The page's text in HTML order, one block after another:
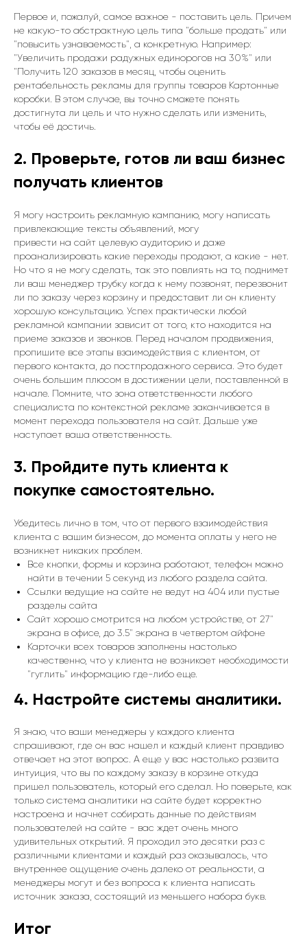
Первое и, пожалуй, самое важное - поставить цель. Причем
не какую-то абстрактную цель типа "больше продать" или
"повысить узнаваемость", а конкретную. Например:
"Увеличить продажи радужных единорогов на 30%" или
"Получить 120 заказов в месяц, чтобы оценить
рентабельность рекламы для группы товаров Картонные
коробки. В этом случае, вы точно сможете понять
достигнута ли цель и что нужно сделать или изменить,
чтобы её достичь.
2. Проверьте, готов ли ваш бизнес
получать клиентов
Я могу настроить рекламную кампанию, могу написать
привлекающие тексты объявлений, могу
привести на сайт целевую аудиторию и даже
проанализировать какие переходы продают, а какие - нет.
Но что я не могу сделать, так это повлиять на то, поднимет
ли ваш менеджер трубку когда к нему позвонят, перезвонит
ли по заказу через корзину и предоставит ли он клиенту
хорошую консультацию. Успех практически любой
рекламной кампании зависит от того, кто находится на
приеме заказов и звонков. Перед началом продвижения,
пропишите все этапы взаимодействия с клиентом, от
первого контакта, до постпродажного сервиса. Это будет
очень большим плюсом в достижении цели, поставленной в
начале. Помните, что зона ответственности любого
специалиста по контекстной рекламе заканчивается в
момент перехода пользователя на сайт. Дальше уже
наступает ваша ответственность.
3. Пройдите путь клиента к
покупке самостоятельно.
Убедитесь лично в том, что от первого взаимодействия
клиента с вашим бизнесом, до момента оплаты у него не
возникнет никаких проблем.
Все кнопки, формы и корзина работают, телефон можно
найти в течении 5 секунд из любого раздела сайта.
Ссылки ведущие на сайте не ведут на 404 или пустые
разделы сайта
Сайт хорошо смотрится на любом устройстве, от 27"
экрана в офисе, до 3.5" экрана в четвертом айфоне
Карточки всех товаров заполнены настолько
качественно, что у клиента не возникает необходимости
"гуглить" информацию где-либо еще.
4. Настройте системы аналитики.
Я знаю, что ваши менеджеры у каждого клиента
спрашивают, где он вас нашел и каждый клиент правдиво
отвечает на этот вопрос. А еще у вас настолько развита
интуиция, что вы по каждому заказу в корзине откуда
пришел пользователь, который его сделал. Но поверьте, как
только система аналитики на сайте будет корректно
настроена и начнет собирать данные по действиям
пользователей на сайте - вас ждет очень много
удивительных открытий. Я проходил это десятки раз с
различными клиентами и каждый раз оказывалось, что
внутреннее ощущение очень далеко от реальности, а
менеджеры могут и без вопроса к клиента написать
источник заказа, состоящий из меньшего набора букв.
Итог